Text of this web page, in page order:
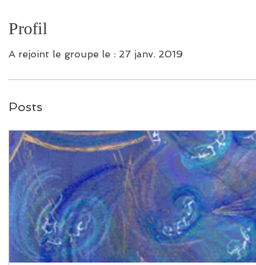
Profil
A rejoint le groupe le : 27 janv. 2019
Posts